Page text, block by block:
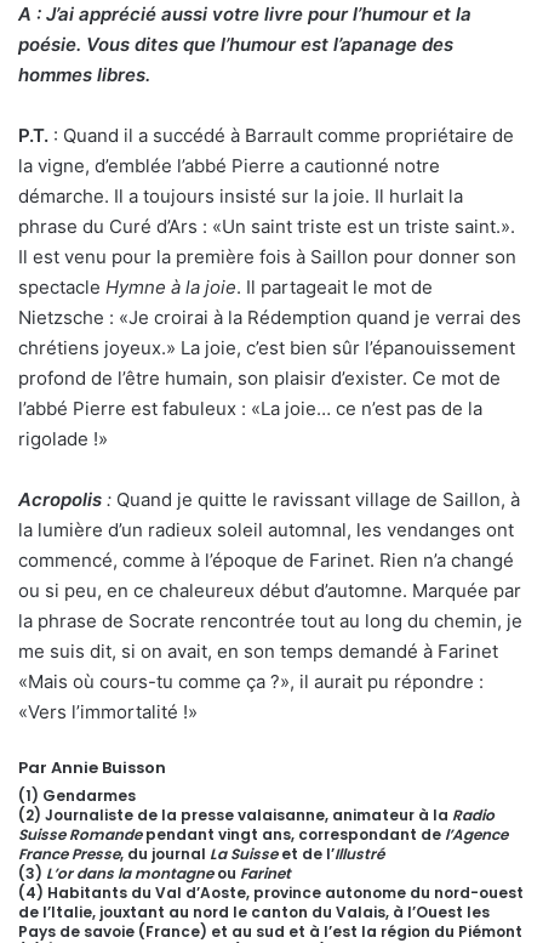
A : J’ai apprécié aussi votre livre pour l’humour et la
poésie. Vous dites que l’humour est l’apanage des
hommes libres.
P.T. : Quand il a succédé à Barrault comme propriétaire de
la vigne, d’emblée l’abbé Pierre a cautionné notre
démarche. Il a toujours insisté sur la joie. Il hurlait la
phrase du Curé d’Ars : «Un saint triste est un triste saint.».
Il est venu pour la première fois à Saillon pour donner son
spectacle Hymne à la joie. Il partageait le mot de
Nietzsche : «Je croirai à la Rédemption quand je verrai des
chrétiens joyeux.» La joie, c’est bien sûr l’épanouissement
profond de l’être humain, son plaisir d’exister. Ce mot de
l’abbé Pierre est fabuleux : «La joie… ce n’est pas de la
rigolade !»
Acropolis : Quand je quitte le ravissant village de Saillon, à
la lumière d’un radieux soleil automnal, les vendanges ont
commencé, comme à l’époque de Farinet. Rien n’a changé
ou si peu, en ce chaleureux début d’automne. Marquée par
la phrase de Socrate rencontrée tout au long du chemin, je
me suis dit, si on avait, en son temps demandé à Farinet
«Mais où cours-tu comme ça ?», il aurait pu répondre :
«Vers l’immortalité !»
Par Annie Buisson
(1) Gendarmes
(2) Journaliste de la presse valaisanne, animateur à la Radio
Suisse Romandependant vingt ans, correspondant de l’Agence
France Presse, du journal La Suisseet de l’Illustré
(3) L’or dans la montagneou Farinet
(4) Habitants du Val d’Aoste, province autonome du nord-ouest
de l’Italie, jouxtant au nord le canton du Valais, à l’Ouest les
Pays de savoie (France) et au sud et à l’est la région du Piémont